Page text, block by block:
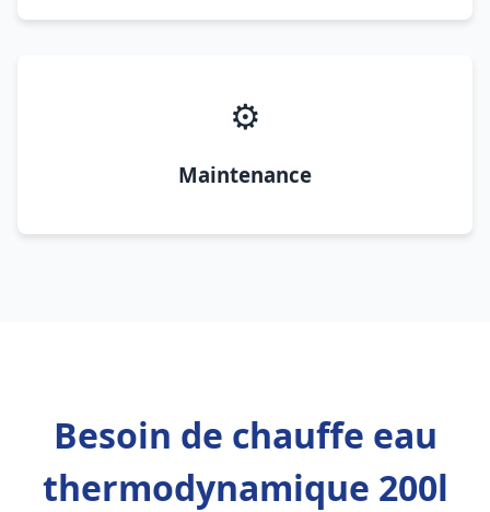
⚙️
Maintenance
Besoin de chauffe eau
thermodynamique 200l